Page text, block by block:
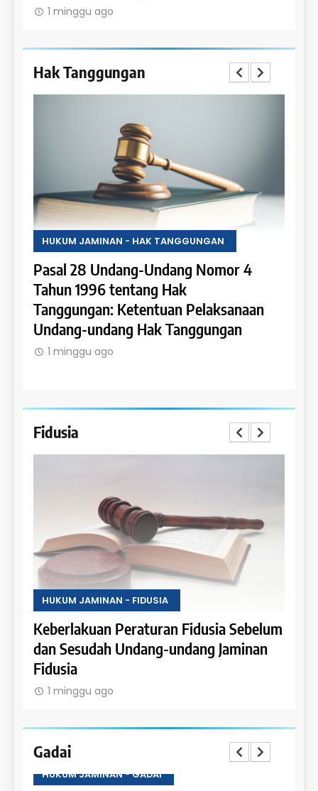
1 minggu ago
Hak Tanggungan
HUKUM JAMINAN - HAK TANGGUNGAN
Pasal 28 Undang-Undang Nomor 4
Tahun 1996 tentang Hak
Tanggungan: Ketentuan Pelaksanaan
Undang-undang Hak Tanggungan
1 minggu ago
Fidusia
HUKUM JAMINAN - FIDUSIA
Keberlakuan Peraturan Fidusia Sebelum
dan Sesudah Undang-undang Jaminan
Fidusia
1 minggu ago
Gadai
HUKUM JAMINAN - GADAI